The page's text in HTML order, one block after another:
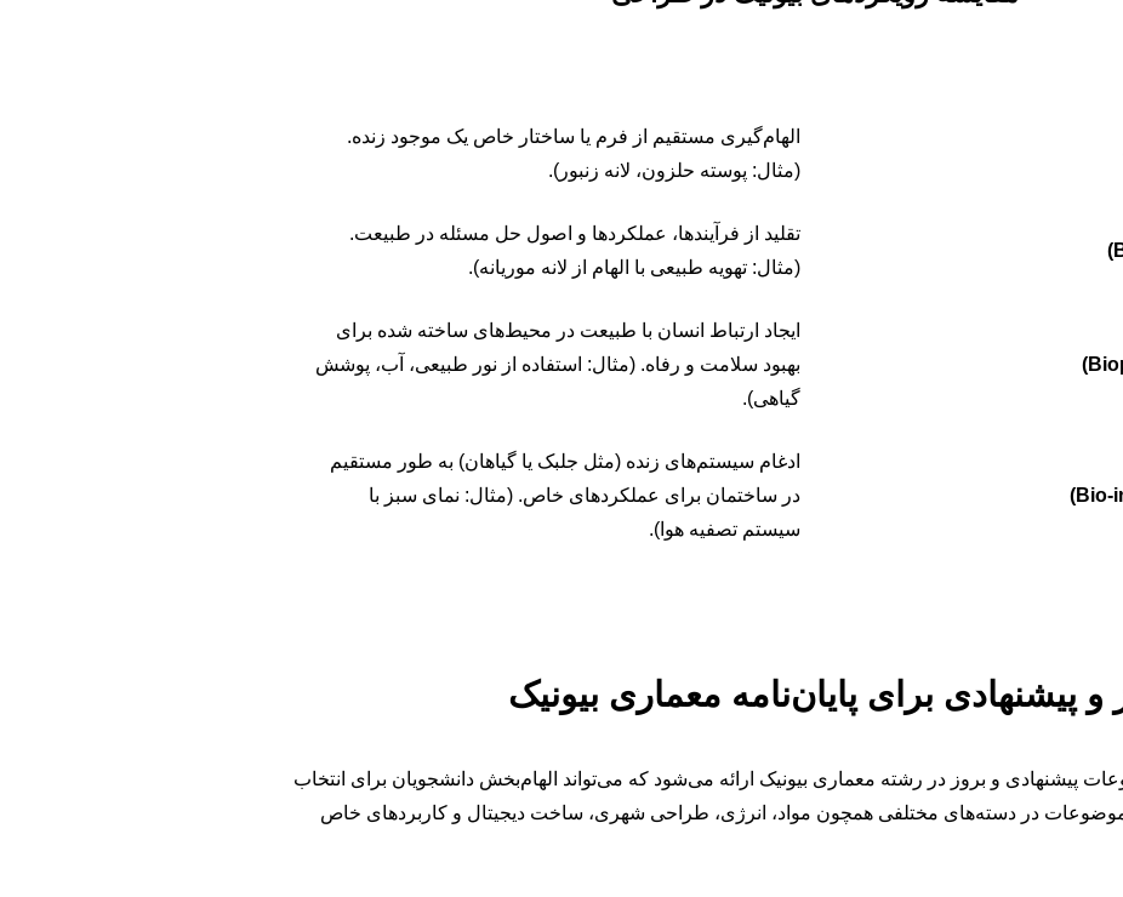
الهام‌گیری مستقیم از فرم یا ساختار خاص یک موجود زنده.
(مثال: پوسته حلزون، لانه زنبور).
تقلید از فرآیندها، عملکردها و اصول حل مسئله در طبیعت.
(مثال: تهویه طبیعی با الهام از لانه موریانه).
ایجاد ارتباط انسان با طبیعت در محیط‌های ساخته شده برای
بهبود سلامت و رفاه. (مثال: استفاده از نور طبیعی، آب، پوشش
گیاهی).
ادغام سیستم‌های زنده (مثل جلبک یا گیاهان) به طور مستقیم
در ساختمان برای عملکردهای خاص. (مثال: نمای سبز با
سیستم تصفیه هوا).
پیشنهادی و بروز در رشته معماری بیونیک ارائه می‌شود که می‌تواند الهام‌بخش دانشجویان برای انتخاب
در دسته‌های مختلفی همچون مواد، انرژی، طراحی شهری، ساخت دیجیتال و کاربردهای خاص